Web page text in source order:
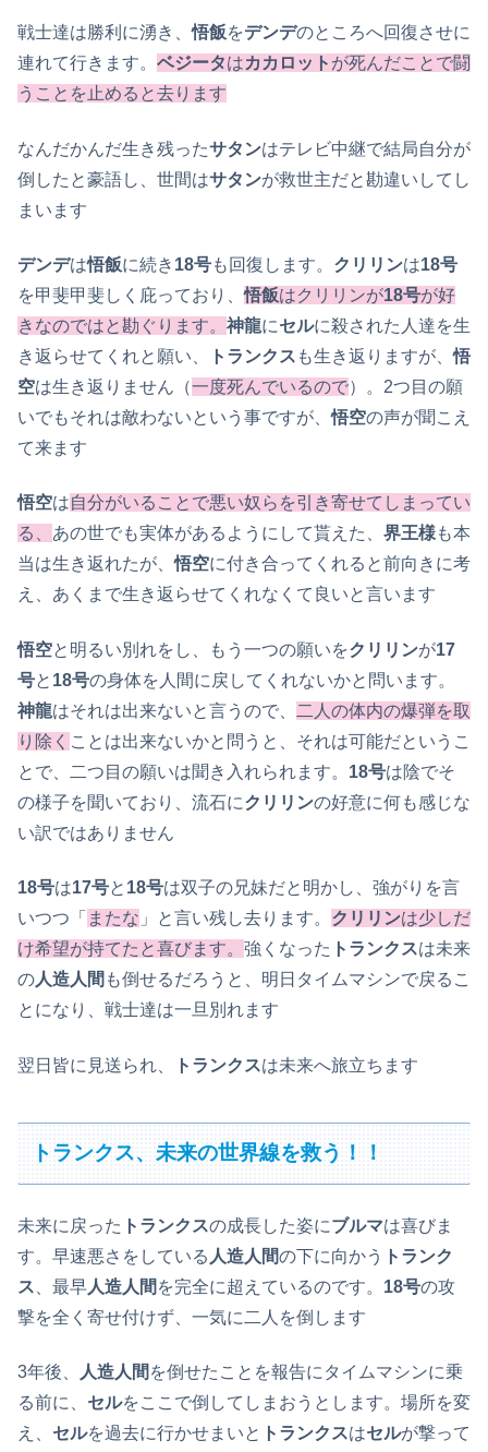
戦士達は勝利に湧き、悟飯をデンデのところへ回復させに
連れて行きます。 ベジータはカカロット が死んだことで闘
うことを止めると去ります
なんだかんだ生き残ったサタンはテレビ中継で結局自分が
倒したと豪語し、世間はサタンが救世主だと勘違いしてし
まいます
デンデは悟飯に続き 18号も回復します。 クリリンは18号
を甲斐甲斐しく庇っており、悟飯はクリリンが18号が好
きなのではと勘ぐります。 神龍にセルに殺された人達を生
き返らせてくれと願い、
トランクス も生き返りますが、悟
空は生き返りません（一度死んでいるので）。2つ目の願
いでもそれは敵わないという事ですが、悟空の声が聞こえ
て来ます
悟空は自分がいることで悪い奴らを引き寄せてしまってい
る、 あの世でも実体があるようにして貰えた、 界王様も本
当は生き返れたが、悟空に付き合ってくれると前向きに考
え、あくまで生き返らせてくれなくて良いと言います
悟空と明るい別れをし、もう一つの願いをクリリンが17
号と 18号の身体を人間に戻してくれないかと問います。
神龍はそれは出来ないと言うので、
二人の体内の爆弾を取
り除く ことは出来ないかと問うと、それは可能だというこ
とで、二つ目の願いは聞き入れられます。 18号は陰でそ
の様子を聞いており、流石にクリリンの好意に何も感じな
い訳ではありません
18号は17号と 18号は双子の兄妹だと明かし、強がりを言
いつつ「 またな 」と言い残し去ります。 クリリンは少しだ
け希望が持てたと喜びます。 強くなった トランクスは未来
の人造人間 も倒せるだろうと、明日タイムマシンで戻るこ
とになり、戦士達は一旦別れます
翌日皆に見送られ、 トランクスは未来へ旅立ちます
トランクス、未来の世界線を救う！！
未来に戻った トランクスの成長した姿にブルマは喜びま
す。早速悪さをしている 人造人間の下に向かう
トランク
ス 、最早人造人間 を完全に超えているのです。 18号の攻
撃を全く寄せ付けず、一気に二人を倒します
3年後、 人造人間 を倒せたことを報告にタイムマシンに乗
る前に、 セルをここで倒してしまおうとします。場所を変
え、 セルを過去に行かせまいと トランクスはセルが撃って